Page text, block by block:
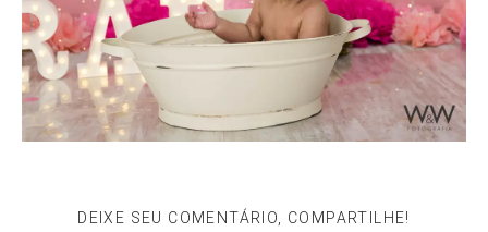
DEIXE SEU COMENTÁRIO, COMPARTILHE!